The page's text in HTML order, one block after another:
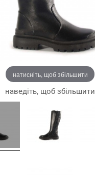
натисніть, щоб збільшити
наведіть, щоб збільшити